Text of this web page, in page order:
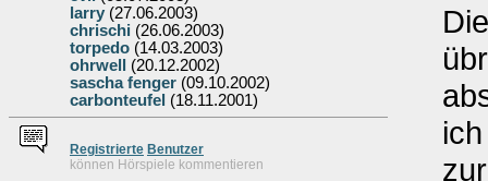
larry (27.06.2003)
chrischi (26.06.2003)
torpedo (14.03.2003)
ohrwell
(20.12.2002)
sascha fenger (09.10.2002)
carbonteufel (18.11.2001)
Registrierte Benutzer
können Hörspiele kommentieren